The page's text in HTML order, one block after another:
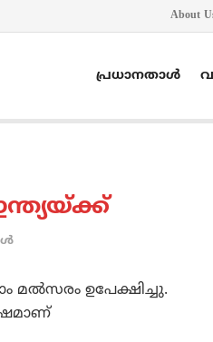
About
പ്രധാനതാൾ
മല്‍സരം ഉപേക്ഷിച്ചു.